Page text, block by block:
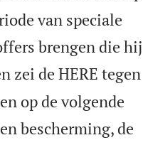
van speciale
brengen die hij
zei de HERE tegen
op de volgende
bescherming, de